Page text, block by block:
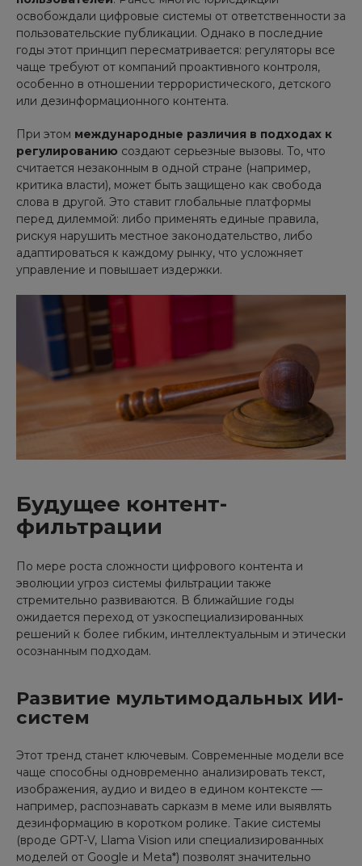
освобождали цифровые системы от ответственности за
пользовательские публикации. Однако в последние
годы этот принцип пересматривается: регуляторы все
чаще требуют от компаний проактивного контроля,
особенно в отношении террористического, детского
или дезинформационного контента.
При этом международные различия в подходах к
регулированию создают серьезные вызовы. То, что
считается незаконным в одной стране (например,
критика власти), может быть защищено как свобода
слова в другой. Это ставит глобальные платформы
перед дилеммой: либо применять единые правила,
рискуя нарушить местное законодательство, либо
адаптироваться к каждому рынку, что усложняет
управление и повышает издержки.
Будущее контент-
фильтрации
По мере роста сложности цифрового контента и
эволюции угроз системы фильтрации также
стремительно развиваются. В ближайшие годы
ожидается переход от узкоспециализированных
решений к более гибким, интеллектуальным и этически
осознанным подходам.
Развитие мультимодальных ИИ-
систем
Этот тренд станет ключевым. Современные модели все
чаще способны одновременно анализировать текст,
изображения, аудио и видео в едином контексте —
например, распознавать сарказм в меме или выявлять
дезинформацию в коротком ролике. Такие системы
(вроде GPT-V, Llama Vision или специализированных
моделей от Google и Meta*) позволят значительно